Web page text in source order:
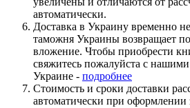
автоматически.
Доставка в Украину временно
таможня Украины возвращает
вложение. Чтобы приобрести
свяжитесь пожалуйста с
Украине - подробнее
Стоимость и сроки доставки
автоматически при оформлении